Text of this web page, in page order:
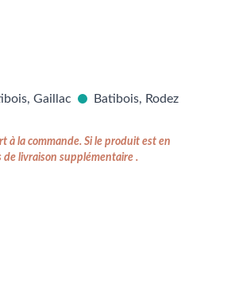
Gaillac Batibois, Rodez
la commande. Si le produit est en
livraison supplémentaire .